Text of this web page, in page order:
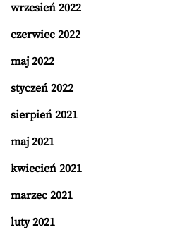
wrzesień 2022
czerwiec 2022
maj 2022
styczeń 2022
sierpień 2021
maj 2021
kwiecień 2021
marzec 2021
luty 2021